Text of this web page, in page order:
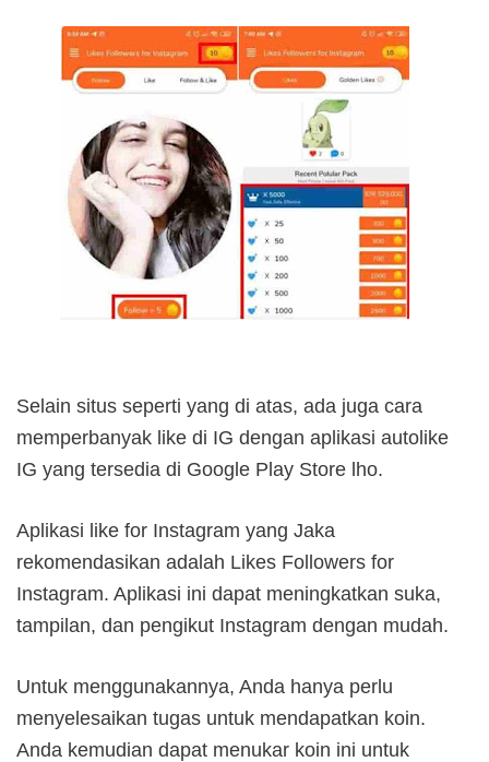
Selain situs seperti yang di atas, ada juga cara
memperbanyak like di IG dengan aplikasi autolike
IG yang tersedia di Google Play Store lho.
Aplikasi like for Instagram yang Jaka
rekomendasikan adalah Likes Followers for
Instagram. Aplikasi ini dapat meningkatkan suka,
tampilan, dan pengikut Instagram dengan mudah.
Untuk menggunakannya, Anda hanya perlu
menyelesaikan tugas untuk mendapatkan koin.
Anda kemudian dapat menukar koin ini untuk